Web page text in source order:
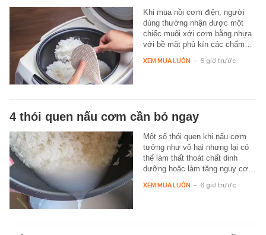
Khi mua nồi cơm điện, người
dùng thường nhận được một
chiếc muôi xới cơm bằng nhựa
với bề mặt phủ kín các chấm…
XEM MUA LUÔN - 6 giờ trước
4 thói quen nấu cơm cần bỏ ngay
Một số thói quen khi nấu cơm
tưởng như vô hại nhưng lại có
thể làm thất thoát chất dinh
dưỡng hoặc làm tăng nguy cơ…
XEM MUA LUÔN - 6 giờ trước